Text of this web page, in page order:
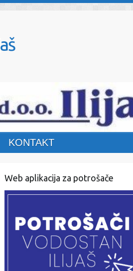
KONTAKT
Web aplikacija za potrošače